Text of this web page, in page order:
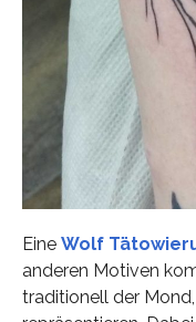
Eine Wolf
anderen Motiven
traditionell der